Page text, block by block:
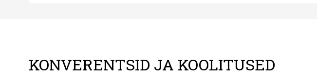
KONVERENTSID JA KOOLITUSED